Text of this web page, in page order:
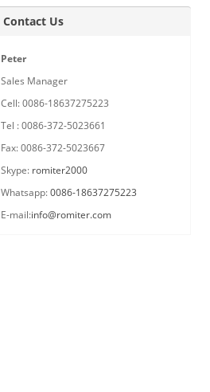
Contact Us
Peter
Sales Manager
Cell: 0086-18637275223
Tel : 0086-372-5023661
Fax: 0086-372-5023667
Skype: romiter2000
Whatsapp:0086-18637275223
E-mail:info@romiter.com